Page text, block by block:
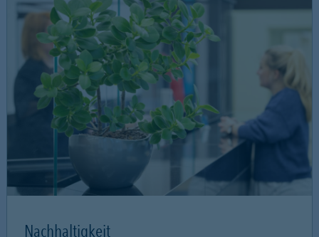
Nachhaltigkeit